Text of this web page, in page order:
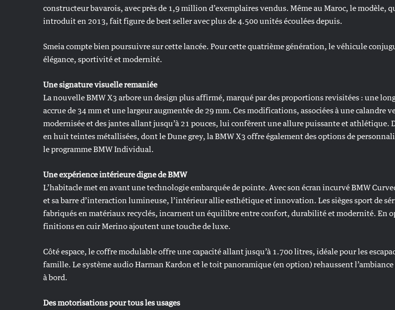
constructeur bavarois, avec près de 1,9 million d’exemplaires vendus. Même au Maroc, le modèle,
introduit en 2013, fait figure de best seller avec plus de 4.500 unités écoulées depuis.
Smeia compte bien poursuivre sur cette lancée. Pour cette quatrième génération, le véhicule
élégance, sportivité et modernité.
Une signature visuelle remaniée
La nouvelle BMW X3 arbore un design plus affirmé, marqué par des proportions revisitées : une
accrue de 34 mm et une largeur augmentée de 29 mm. Ces modifications, associées à une calandre
modernisée et des jantes allant jusqu’à 21 pouces, lui confèrent une allure puissante et athlétique.
en huit teintes métallisées, dont le Dune grey, la BMW X3 offre également des options de
le programme BMW Individual.
Une expérience intérieure digne de BMW
L’habitacle met en avant une technologie embarquée de pointe. Avec son écran incurvé BMW
et sa barre d’interaction lumineuse, l’intérieur allie esthétique et innovation. Les sièges sport de
fabriqués en matériaux recyclés, incarnent un équilibre entre confort, durabilité et modernité. En
finitions en cuir Merino ajoutent une touche de luxe.
Côté espace, le coffre modulable offre une capacité allant jusqu’à 1.700 litres, idéale pour les
famille. Le système audio Harman Kardon et le toit panoramique (en option) rehaussent
à bord.
Des motorisations pour tous les usages